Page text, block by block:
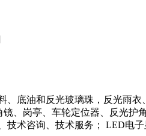
底油和反光玻璃珠，反光雨
、岗亭、车轮定位器、反光护
术咨询、技术服务； LED电